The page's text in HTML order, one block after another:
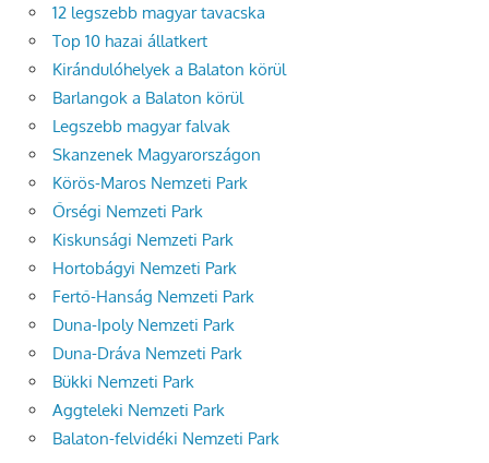
12 legszebb magyar tavacska
Top 10 hazai állatkert
Kirándulóhelyek a Balaton körül
Barlangok a Balaton körül
Legszebb magyar falvak
Skanzenek Magyarországon
Körös-Maros Nemzeti Park
Őrségi Nemzeti Park
Kiskunsági Nemzeti Park
Hortobágyi Nemzeti Park
Fertő-Hanság Nemzeti Park
Duna-Ipoly Nemzeti Park
Duna-Dráva Nemzeti Park
Bükki Nemzeti Park
Aggteleki Nemzeti Park
Balaton-felvidéki Nemzeti Park